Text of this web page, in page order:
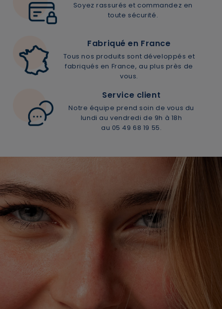
Supprimer le produit ? ×
Soyez rassurés et commandez en
toute sécurité.
Fabriqué en France
Tous nos produits sont développés et
fabriqués en France, au plus près de
vous.
Service client
Notre équipe prend soin de vous du
lundi au vendredi de 9h à 18h
au 05 49 68 19 55.